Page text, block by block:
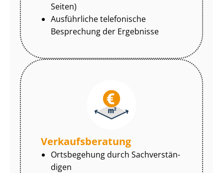
Seiten)
Ausführliche telefonische
Besprechung der Ergebnisse
Ver­kaufs­be­ra­tung
Ortsbegehung durch Sach­ver­stän­
di­gen